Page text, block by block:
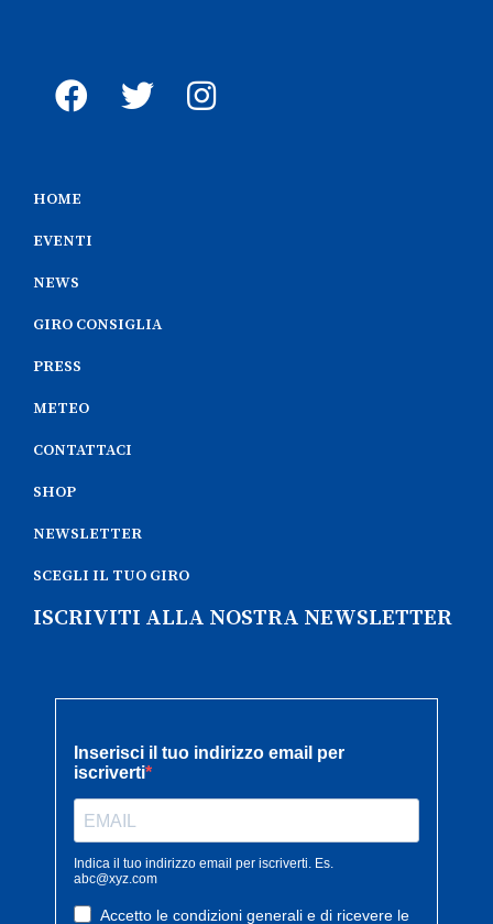
HOME
EVENTI
NEWS
GIRO CONSIGLIA
PRESS
METEO
CONTATTACI
SHOP
NEWSLETTER
SCEGLI IL TUO GIRO
ISCRIVITI ALLA NOSTRA NEWSLETTER